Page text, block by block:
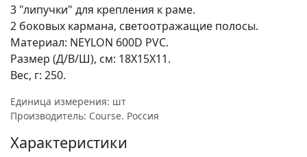
3 "липучки" для крепления к раме.
2 боковых кармана, светоотражащие полосы.
Материал: NEYLON 600D PVC.
Размер (Д/В/Ш), см: 18Х15Х11.
Вес, г: 250.
Единица измерения: шт
Производитель: Course. Россия
Характеристики